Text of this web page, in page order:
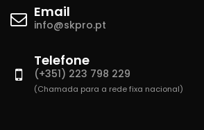
Email
info@skpro.pt
Telefone
(+351) 223 798 229
(Chamada para a rede fixa nacional)